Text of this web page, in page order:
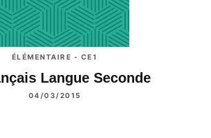
ÉLÉMENTAIRE - CE1
Langue Seconde
04/03/2015